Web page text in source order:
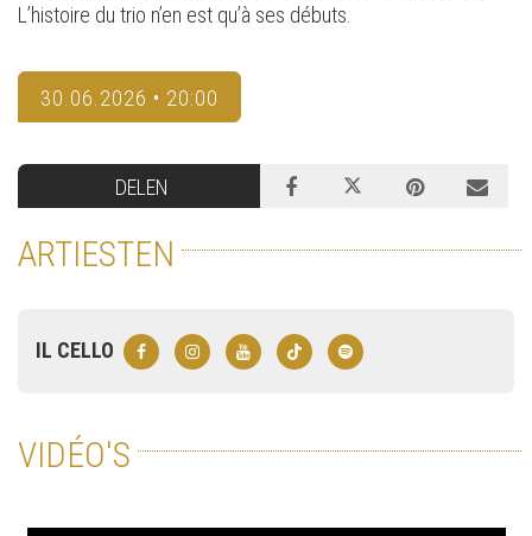
L’histoire du trio n’en est qu’à ses débuts.
30.06.2026 • 20:00
DELEN
ARTIESTEN
IL CELLO
VIDÉO'S